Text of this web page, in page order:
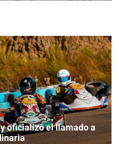
oficializó el llamado a